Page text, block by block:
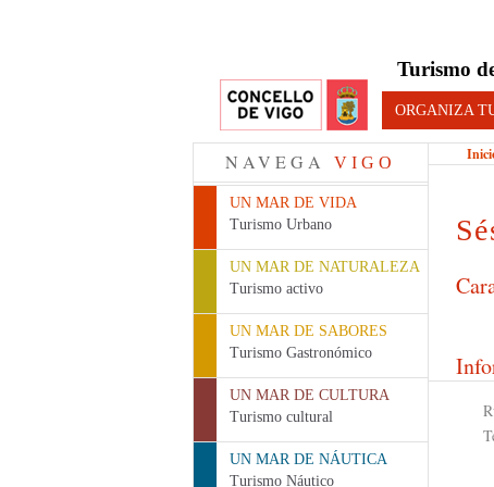
Turismo
ORGANIZA
NAVEGA VIGO
UN MAR DE VIDA
Turismo Urbano
UN MAR DE NATURALEZA
Turismo activo
UN MAR DE SABORES
Turismo Gastronómico
UN MAR DE CULTURA
Turismo cultural
UN MAR DE NÁUTICA
Turismo Náutico